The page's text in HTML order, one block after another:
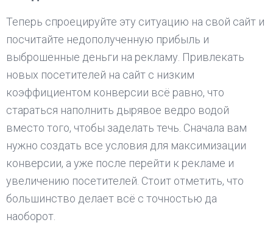
Теперь спроецируйте эту ситуацию на свой сайт и
посчитайте недополученную прибыль и
выброшенные деньги на рекламу. Привлекать
новых посетителей на сайт с низким
коэффициентом конверсии всё равно, что
стараться наполнить дырявое ведро водой
вместо того, чтобы заделать течь. Сначала вам
нужно создать все условия для максимизации
конверсии, а уже после перейти к рекламе и
увеличению посетителей. Стоит отметить, что
большинство делает всё с точностью да
наоборот.